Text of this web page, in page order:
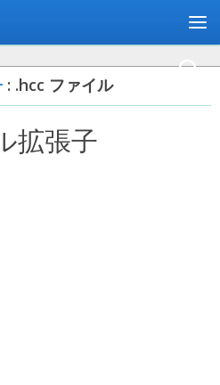
: .hcc ファイル
拡張子